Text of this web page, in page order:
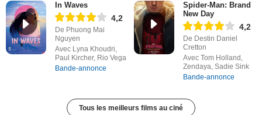
In Waves
4,2
De Phuong Mai
Nguyen
Avec Lyna Khoudri,
Paul Kircher, Rio Vega
Bande-annonce
Spider-Man: Brand
New Day
4,2
De Destin Daniel
Cretton
Avec Tom Holland,
Zendaya, Sadie Sink
Bande-annonce
Tous les meilleurs films au ciné